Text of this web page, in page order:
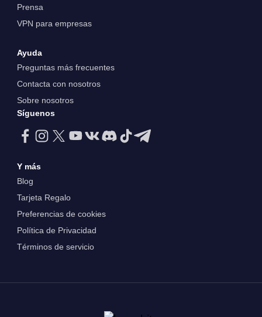
Prensa
VPN para empresas
Ayuda
Preguntas más frecuentes
Contacta con nosotros
Sobre nosotros
Síguenos
Y más
Blog
Tarjeta Regalo
Preferencias de cookies
Política de Privacidad
Términos de servicio